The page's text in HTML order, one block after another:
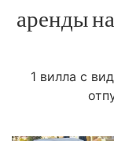
аренды
1 вилла с